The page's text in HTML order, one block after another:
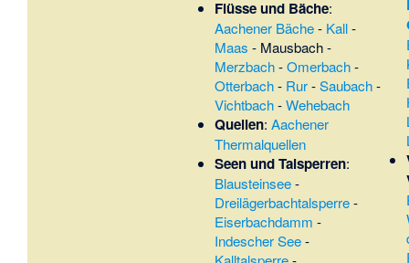
Flüsse und Bäche:
Aachener Bäche- Kall-
Maas - Mausbach-
Merzbach-Omerbach-
Otterbach- Rur-Saubach-
Vichtbach-Wehebach
Quellen: Aachener
Thermalquellen
Seen und Talsperren:
Blausteinsee-
Dreilägerbachtalsperre-
Eiserbachdamm -
Indescher See-